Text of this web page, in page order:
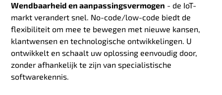
Wendbaarheid en aanpassingsvermogen - de IoT-
markt verandert snel. No-code/low-code biedt de
flexibiliteit om mee te bewegen met nieuwe kansen,
klantwensen en technologische ontwikkelingen. U
ontwikkelt en schaalt uw oplossing eenvoudig door,
zonder afhankelijk te zijn van specialistische
softwarekennis.